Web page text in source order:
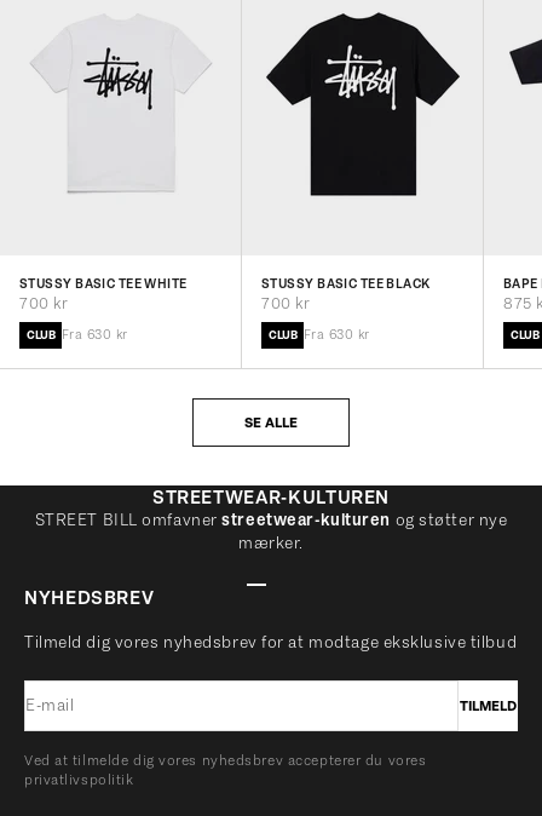
STUSSY BASIC TEE WHITE
Salgspris
700 kr
CLUB Fra 630 kr
STUSSY BASIC TEE BLACK
Salgspris
700 kr
CLUB Fra 630 kr
BAPE
875
CLUB
SE ALLE
STREETWEAR-KULTUREN
STREET BILL omfavnerstreetwear-kulturen og støtter nye
mærker.
NYHEDSBREV
Tilmeld dig vores nyhedsbrev for at modtage eksklusive tilbud
E-mail TILMELD
Ved at tilmelde dig vores nyhedsbrev accepterer du vores
privatlivspolitik